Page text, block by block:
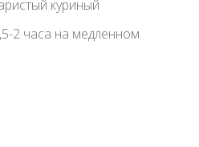
куриный
2 часа на медленном